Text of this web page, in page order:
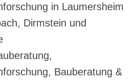
in Laumersheim
Dirmstein und
Bauberatung &